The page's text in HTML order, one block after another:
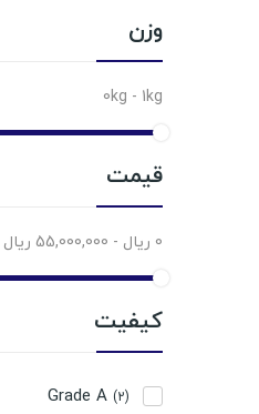
وزن
0kg - 1kg
قیمت
0 ریال - 55,000,000 ریال
کیفیت
Grade A (2)